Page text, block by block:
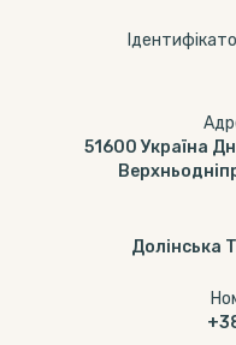
51600 Україна
Долінська